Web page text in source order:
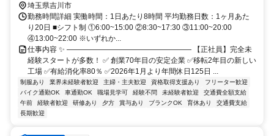
埼玉県吉川市
勤務時間詳細 実働時間：1日あたり8時間 平均勤務日数：1ヶ月あた
り20日 ■シフト制 ①6:00~15:00 ②8:30~17:30 ③11:00~20:00
④13:00~22:00 ※いずれか...
仕事内容 ✨ ――――――――――――――――― 【正社員】完全未
経験スタートが多数！ ✅ 創業70年目の安定企業 ✅移転2年目の新しい
工場 ✅有給消化率80％ ✅2026年1月より年間休日125日 ...
制服あり 業界未経験者歓迎 主婦・主夫歓迎 資格取得支援あり
フリーター歓迎
バイク通勤OK
車通勤OK 職場見学可 経験不問 未経験者歓迎
交通費全額支給
午前
経験者歓迎 研修あり 夕方 賞与あり ブランクOK 育休あり
交通費支給
長期歓迎